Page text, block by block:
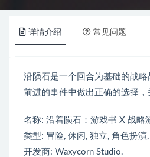
详情介绍 常见问题
沿陨石是一个回合为基础的战
前进的事件中做出正确的选择，
名称: 沿着陨石：游戏书 X 战略
类型: 冒险, 休闲, 独立, 角色扮演
开发商: Waxycorn Studio.